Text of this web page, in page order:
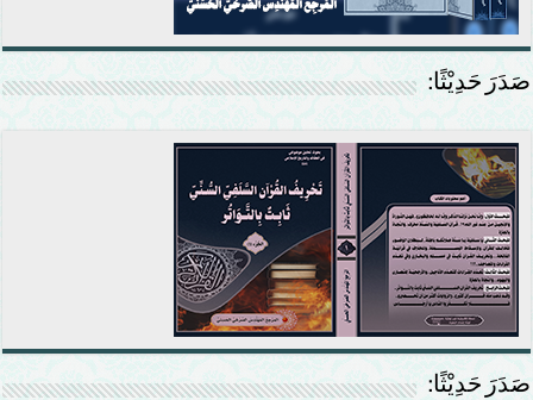
صَدَرَ حَدِيْثًا:
صَدَرَ حَدِيْثًا: